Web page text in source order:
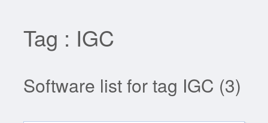
Tag : IGC
Software list for tag IGC (3)